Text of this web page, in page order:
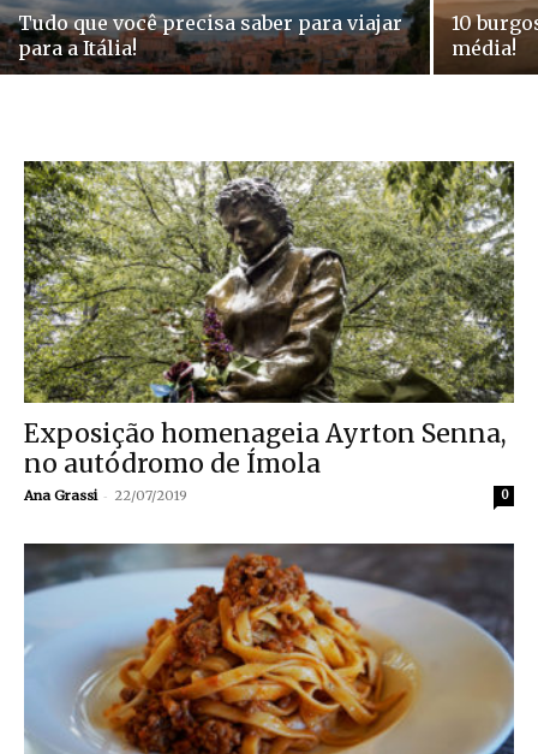
Tudo que você precisa saber para viajar
para a Itália!
10
média!
Exposição homenageia Ayrton Senna,
no autódromo de Ímola
Ana Grassi - 22/07/2019 0